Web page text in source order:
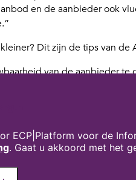
en de aanbieder ook
Dit zijn de tips van de
van de aanbieder te
de shop en bewaar deze
opConsuwijzer
ECP|Platform voor de
. Gaat u akkoord met het